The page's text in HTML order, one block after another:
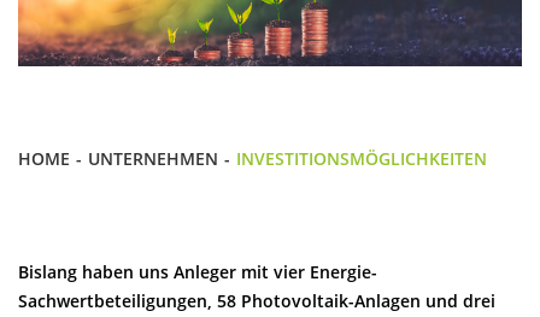
HOME UNTERNEHMEN INVESTITIONSMÖGLICHKEITEN
Bislang haben uns Anleger mit vier Energie-
Sachwertbeteiligungen, 58 Photovoltaik-Anlagen und drei